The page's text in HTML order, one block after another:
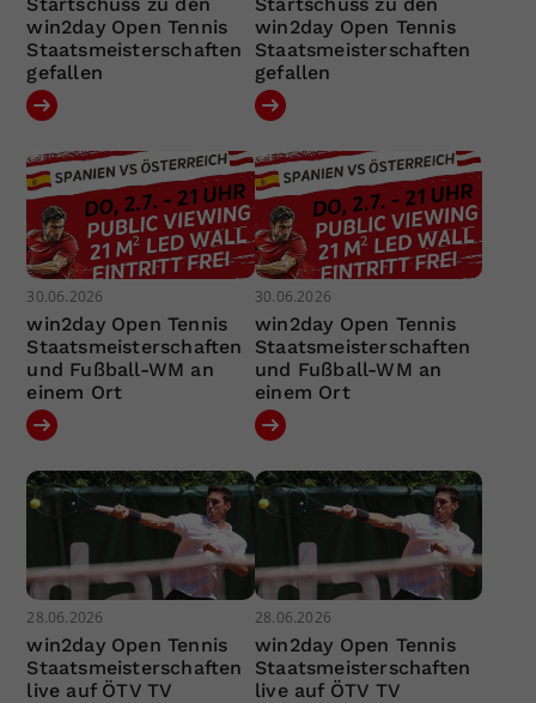
win2day Open Tennis
Staatsmeisterschaften
gefallen
win2day Open Tennis
Staatsmeisterschaften
gefallen
30.06.2026
win2day Open Tennis
Staatsmeisterschaften
und Fußball-WM an
einem Ort
30.06.2026
win2day Open Tennis
Staatsmeisterschaften
und Fußball-WM an
einem Ort
28.06.2026
win2day Open Tennis
Staatsmeisterschaften
live auf ÖTV TV
28.06.2026
win2day Open Tennis
Staatsmeisterschaften
live auf ÖTV TV